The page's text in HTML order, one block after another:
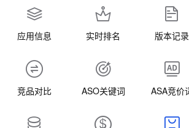
应用信息 实时排名 版本记录
竞品对比 ASO关键词 ASA竞价